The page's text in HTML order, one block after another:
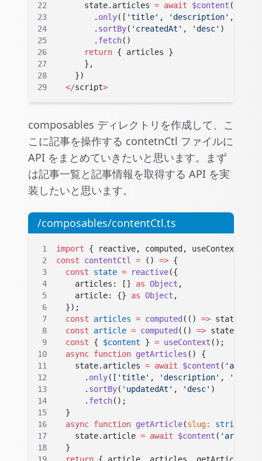
      state.articles
= await $content (
        .
only([ 'title' , 'description' ,
        .
sortBy( 'createdAt' , 'desc' )
        .
fetch()
      return
{ articles }
      }
,
    })
  </
script>
composables ディレクトリを作成して、こ
こに記事を操作する contetnCtl ファイルに
API をまとめていきたいと思います。まず
は記事一覧と記事情報を取得する API を実
装したいと思います。
/composables/contentCtl.ts
import { reactive, computed, useContext }
const contentCtl = () => {
  const
state = reactive({
    articles: []
as Object ,
    article: {}
as Object ,
  });
  const
articles = computed (() =>
  const
article = computed (() =>
  const
{ $content } = useContext ();
  async
function getArticles () {
    state.articles
= await $content (
      .
only([ 'title' , 'description' , 'img'
      .
sortBy( 'updatedAt' , 'desc' )
      .
fetch();
  }
  async
function getArticle(slug: string
    state.article
= await $content ( 'article'
  }